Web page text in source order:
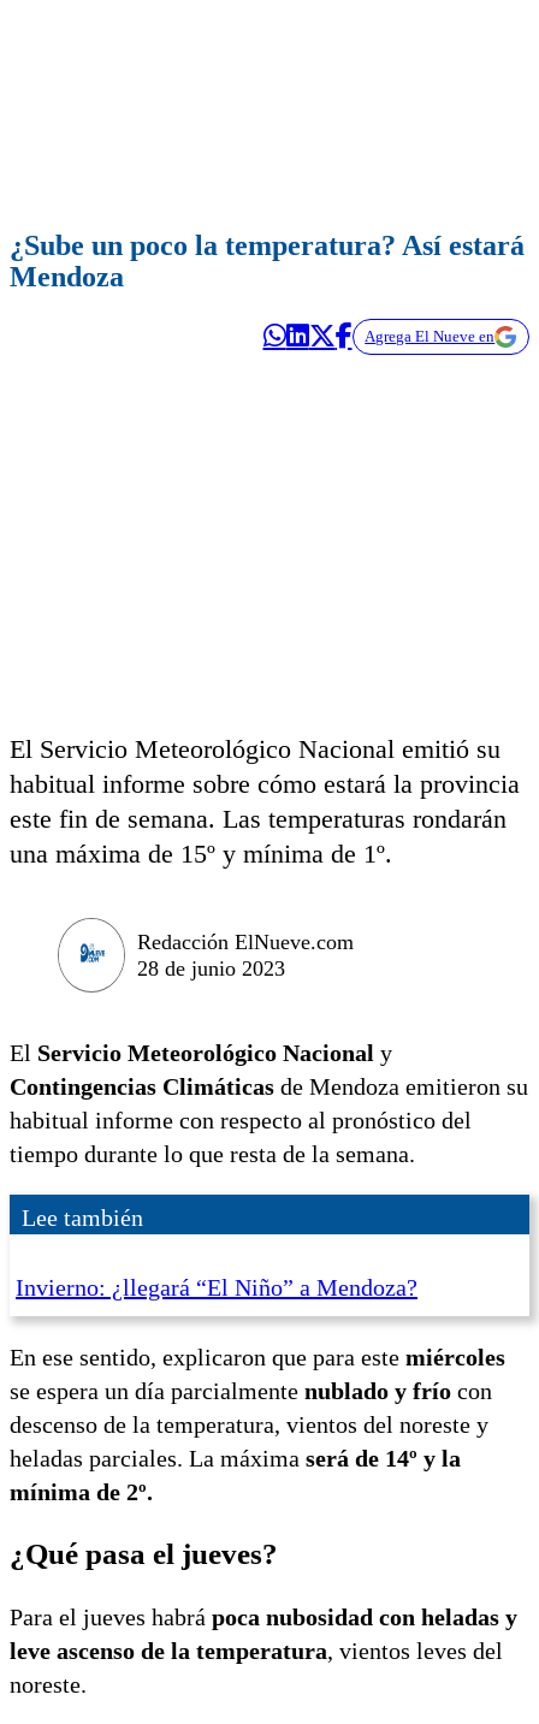
¿Sube un poco la temperatura? Así estará
Mendoza
Agrega El Nueve en
El Servicio Meteorológico Nacional emitió su
habitual informe sobre cómo estará la provincia
este fin de semana. Las temperaturas rondarán
una máxima de 15º y mínima de 1º.
Redacción ElNueve.com
28 de junio 2023
El Servicio Meteorológico Nacional y
Contingencias Climáticas de Mendoza emitieron su
habitual informe con respecto al pronóstico del
tiempo durante lo que resta de la semana.
Lee también
Invierno: ¿llegará “El Niño” a Mendoza?
En ese sentido, explicaron que para este miércoles
se espera un día parcialmente nublado y frío con
descenso de la temperatura, vientos del noreste y
heladas parciales. La máxima será de 14º y la
mínima de 2º.
¿Qué pasa el jueves?
Para el jueves habrá poca nubosidad con heladas y
leve ascenso de la temperatura, vientos leves del
noreste.